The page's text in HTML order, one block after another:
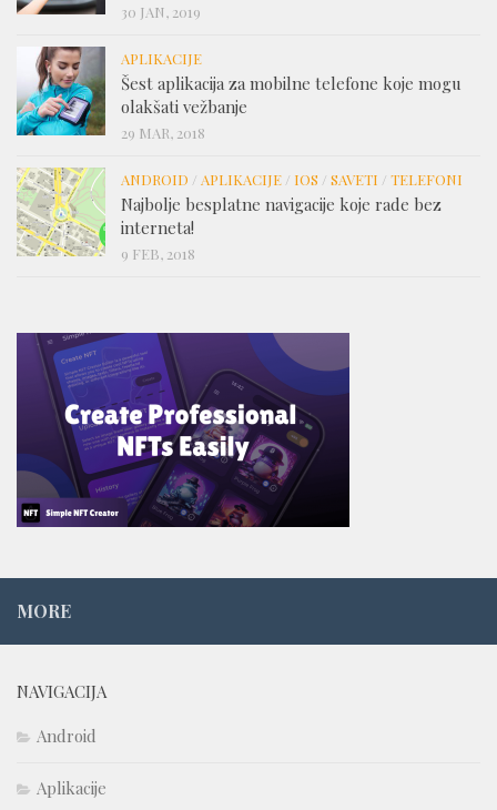
30 JAN, 2019
APLIKACIJE
Šest aplikacija za mobilne telefone koje mogu
olakšati vežbanje
29 MAR, 2018
ANDROID / APLIKACIJE / IOS / SAVETI / TELEFONI
Najbolje besplatne navigacije koje rade bez
interneta!
9 FEB, 2018
MORE
NAVIGACIJA
Android
Aplikacije